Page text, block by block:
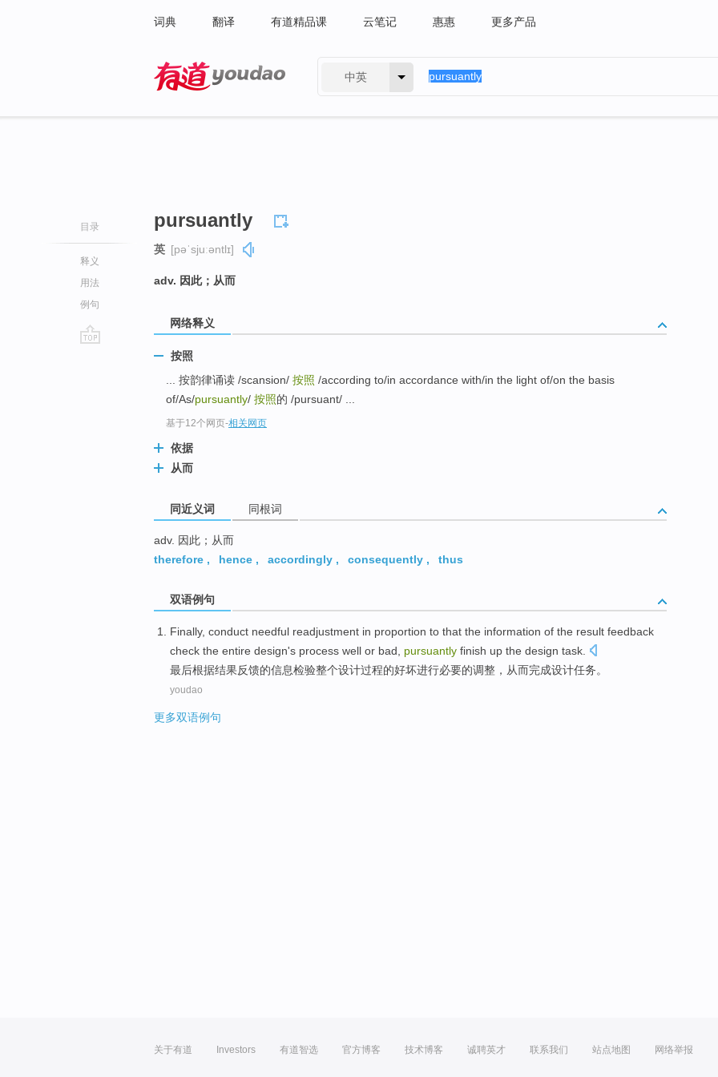
词典 翻译 有道精品课 云笔记 惠惠 更多产品
中英
目录
释义
用法
例句
pursuantly
英 [pəˈsjuːəntlɪ]
adv. 因此；从而
网络释义
按照
... 按韵律诵读 /scansion/ 按照 /according to/in accordance with/in the light of/on the basis
of/As/pursuantly/ 按照的 /pursuant/ ...
基于12个网页-相关网页
依据
从而
同近义词 同根词
adv. 因此；从而
therefore , hence , accordingly , consequently , thus
双语例句
Finally, conduct needful readjustment in proportion to that the information of the result feedback
check the entire design's process well or bad pursuantly finish up the design task
最后根据结果反馈的信息检验整个设计过程的好坏进行必要的调整 ， 从而完成设计任务。
youdao
更多双语例句
关于有道 Investors 有道智选 官方博客 技术博客 诚聘英才 联系我们 站点地图 网络举报